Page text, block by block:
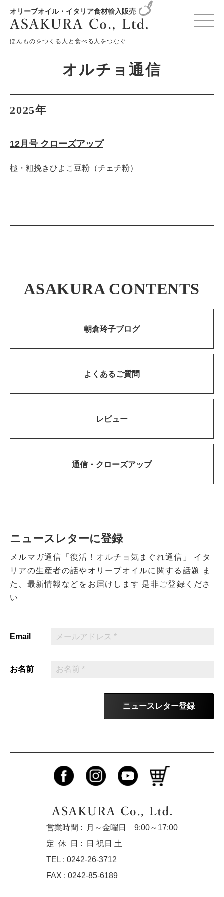
オリーブオイル・イタリア食材輸入販売
ほんものをつくる人と食べる人をつなぐ
変更確認プレビュー
オルチョ通信
2025年
12月号 クローズアップ
極・粗挽きひよこ豆粉（チェチ粉）
ASAKURA CONTENTS
朝倉玲子ブログ
よくあるご質問
レビュー
通信・ クローズアップ
ニュースレターに登録
メルマガ通信「復活！オルチョ気まぐれ通信」
イタ
リアの生産者の話やオリーブオイルに関する話題
ま
た、最新情報などをお届けします 是非ご登録くださ
い
Email
お名前
ニュースレター登録
営業時間 :
月～金曜日 9:00～17:00
定休
日 :
日 祝日 土
TEL : 0242-26-3712
FAX : 0242-85-6189